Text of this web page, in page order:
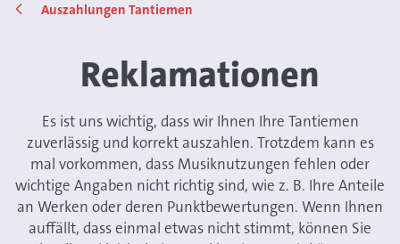
Auszahlungen Tantiemen
Reklamationen
Es ist uns wichtig, dass wir Ihnen Ihre Tantiemen
zuverlässig und korrekt auszahlen. Trotzdem kann es
mal vorkommen, dass Musiknutzungen fehlen oder
wichtige Angaben nicht richtig sind, wie z. B. Ihre Anteile
an Werken oder deren Punktbewertungen. Wenn Ihnen
auffällt, dass einmal etwas nicht stimmt, können Sie